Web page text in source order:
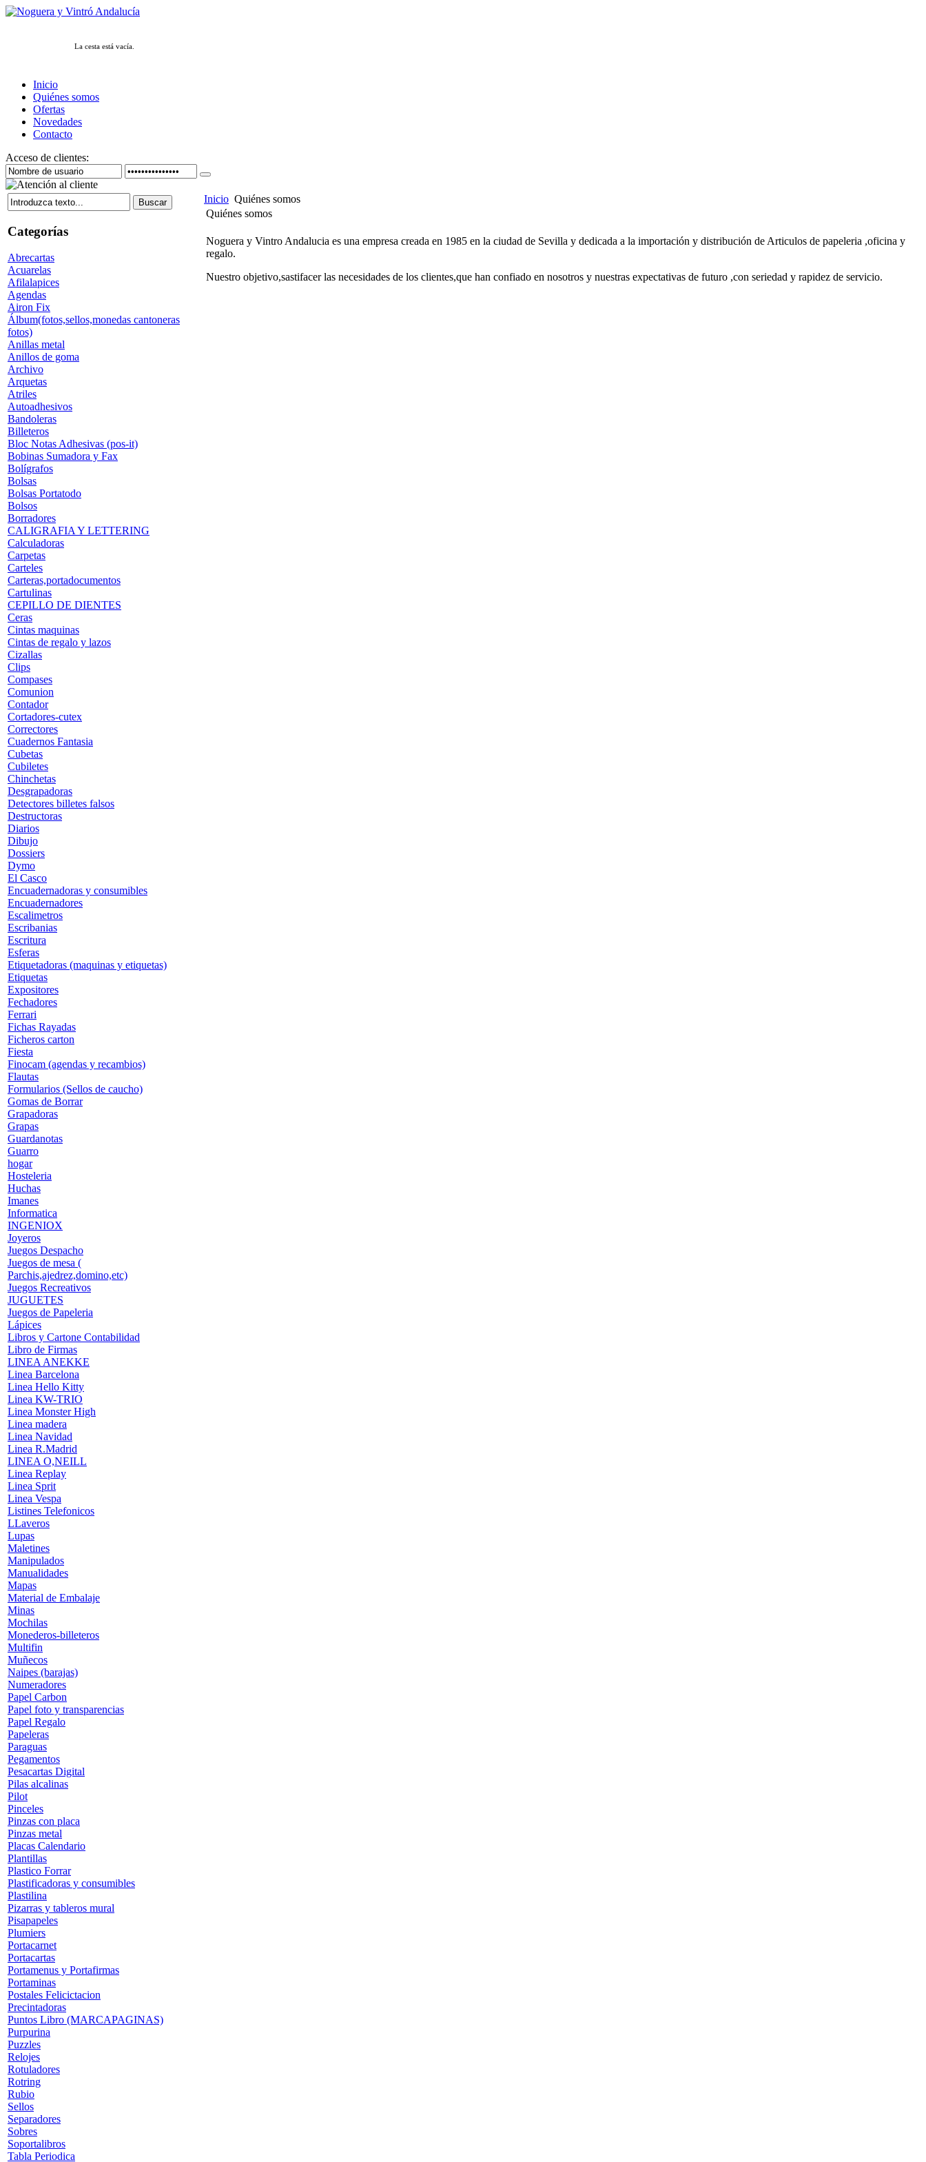
La cesta está vacía.
Inicio
Quiénes somos
Ofertas
Novedades
Contacto
Acceso de clientes:
Categorías
Abrecartas
Acuarelas
Afilalapices
Agendas
Airon Fix
Álbum(fotos,sellos,monedas cantoneras
fotos)
Anillas metal
Anillos de goma
Archivo
Arquetas
Atriles
Autoadhesivos
Bandoleras
Billeteros
Bloc Notas Adhesivas (pos-it)
Bobinas Sumadora y Fax
Bolígrafos
Bolsas
Bolsas Portatodo
Bolsos
Borradores
CALIGRAFIA Y LETTERING
Calculadoras
Carpetas
Carteles
Carteras,portadocumentos
Cartulinas
CEPILLO DE DIENTES
Ceras
Cintas maquinas
Cintas de regalo y lazos
Cizallas
Clips
Compases
Comunion
Contador
Cortadores-cutex
Correctores
Cuadernos Fantasia
Cubetas
Cubiletes
Chinchetas
Desgrapadoras
Detectores billetes falsos
Destructoras
Diarios
Dibujo
Dossiers
Dymo
El Casco
Encuadernadoras y consumibles
Encuadernadores
Escalimetros
Escribanias
Escritura
Esferas
Etiquetadoras (maquinas y etiquetas)
Etiquetas
Expositores
Fechadores
Ferrari
Fichas Rayadas
Ficheros carton
Fiesta
Finocam (agendas y recambios)
Flautas
Formularios (Sellos de caucho)
Gomas de Borrar
Grapadoras
Grapas
Guardanotas
Guarro
hogar
Hosteleria
Huchas
Imanes
Informatica
INGENIOX
Joyeros
Juegos Despacho
Juegos de mesa (
Parchis,ajedrez,domino,etc)
Juegos Recreativos
JUGUETES
Juegos de Papeleria
Lápices
Libros y Cartone Contabilidad
Libro de Firmas
LINEA ANEKKE
Linea Barcelona
Linea Hello Kitty
Linea KW-TRIO
Linea Monster High
Linea madera
Linea Navidad
Linea R.Madrid
LINEA O,NEILL
Linea Replay
Linea Sprit
Linea Vespa
Listines Telefonicos
LLaveros
Lupas
Maletines
Manipulados
Manualidades
Mapas
Material de Embalaje
Minas
Mochilas
Monederos-billeteros
Multifin
Muñecos
Naipes (barajas)
Numeradores
Papel Carbon
Papel foto y transparencias
Papel Regalo
Papeleras
Paraguas
Pegamentos
Pesacartas Digital
Pilas alcalinas
Pilot
Pinceles
Pinzas con placa
Pinzas metal
Placas Calendario
Plantillas
Plastico Forrar
Plastificadoras y consumibles
Plastilina
Pizarras y tableros mural
Pisapapeles
Plumiers
Portacarnet
Portacartas
Portamenus y Portafirmas
Portaminas
Postales Felicictacion
Precintadoras
Puntos Libro (MARCAPAGINAS)
Purpurina
Puzzles
Relojes
Rotuladores
Rotring
Rubio
Sellos
Separadores
Sobres
Soportalibros
Tabla Periodica
Inicio Quiénes somos
Quiénes somos
Noguera y Vintro Andalucia es una empresa creada en 1985 en la ciudad de Sevilla y dedicada a la importación y distribución de Articulos de papeleria ,oficina y
regalo.
Nuestro objetivo,sastifacer las necesidades de los clientes,que han confiado en nosotros y nuestras expectativas de futuro ,con seriedad y rapidez de servicio.